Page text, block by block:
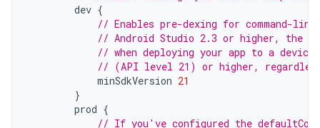
dev {
// Enables pre-dexing for command-
// Android Studio 2.3 or higher, the
// when deploying your app to a device
// (API level 21) or higher, regardless
minSdkVersion 21
}
prod {
// If you've configured the